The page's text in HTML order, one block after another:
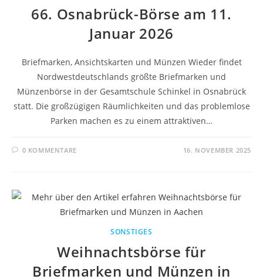
66. Osnabrück-Börse am 11.
Januar 2026
Briefmarken, Ansichtskarten und Münzen Wieder findet
Nordwestdeutschlands größte Briefmarken und
Münzenbörse in der Gesamtschule Schinkel in Osnabrück
statt. Die großzügigen Räumlichkeiten und das problemlose
Parken machen es zu einem attraktiven…
0 KOMMENTARE 16. NOVEMBER 2025
SONSTIGES
Weihnachtsbörse für
Briefmarken und Münzen in